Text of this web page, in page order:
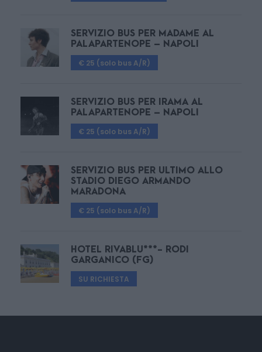
SERVIZIO BUS PER MADAME AL
PALAPARTENOPE – NAPOLI
€ 25 (solo bus A/R)
SERVIZIO BUS PER IRAMA AL
PALAPARTENOPE – NAPOLI
€ 25 (solo bus A/R)
SERVIZIO BUS PER ULTIMO ALLO
STADIO DIEGO ARMANDO
MARADONA
€ 25 (solo bus A/R)
HOTEL RIVABLU***- RODI
GARGANICO (FG)
SU RICHIESTA